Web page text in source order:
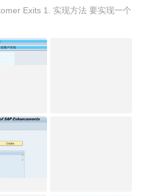
Exits 1. 实现方法 要实现一个